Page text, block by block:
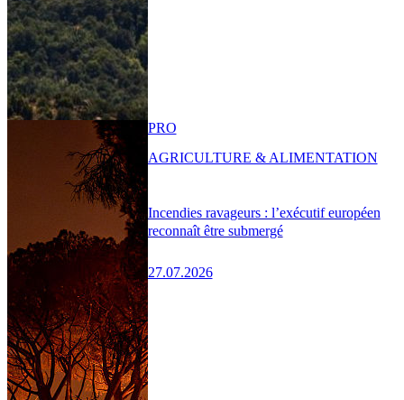
Incendies ravageurs : l’exécutif européen
reconnaît être submergé
27.07.2026
PRO
AGRICULTURE & ALIMENTATION